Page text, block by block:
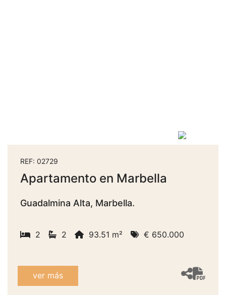
REF: 02729
Apartamento en Marbella
Guadalmina Alta, Marbella.
2 2 93.51 m² € 650.000
ver más